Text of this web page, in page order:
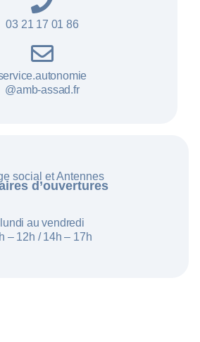
03 21 17 01 86
@amb-assad.fr
social et Antennes
d’ouvertures
lundi au vendredi
– 12h /14h – 17h